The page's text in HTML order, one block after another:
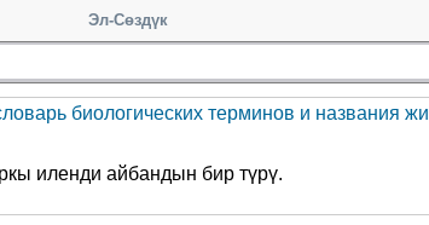
Эл-Сөздүк
биологических терминов и названия
иленди айбандын бир түрү.